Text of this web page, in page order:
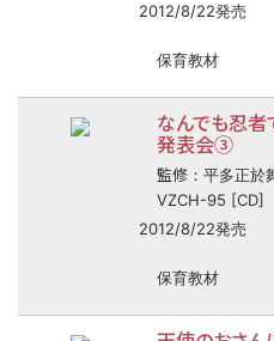
2012/8/22発売
保育教材
なんでも忍
発表会③
監修 ：平多正
VZCH-95 [CD]
2012/8/22発売
保育教材